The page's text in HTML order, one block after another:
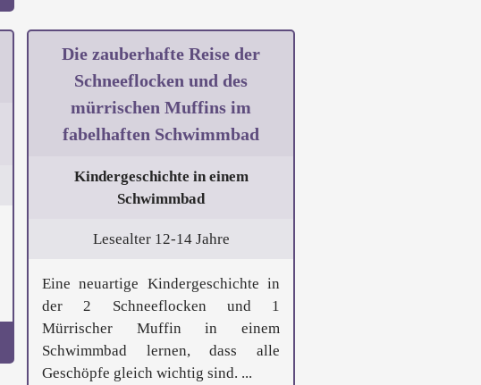
Die zauberhafte Reise der
Schneeflocken und des
mürrischen Muffins im
fabelhaften Schwimmbad
Kindergeschichte in einem
Schwimmbad
Lesealter 12-14 Jahre
Eine neuartige Kindergeschichte in
der 2 Schneeflocken und 1
Mürrischer Muffin in einem
Schwimmbad lernen, dass alle
Geschöpfe gleich wichtig sind. ...